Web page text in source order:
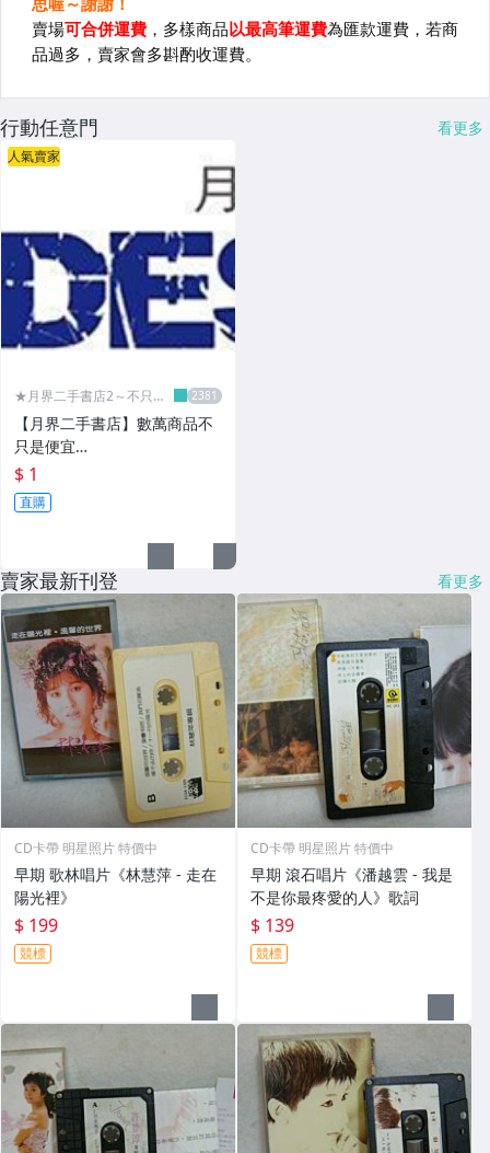
行動任意門 看更多
人氣賣家
★月界二手書店2～不只是
【月界二手書店】數萬商品不
只是便宜…
$ 1
直購
賣家最新刊登 看更多
CD卡帶 明星照片 特價中
早期 歌林唱片《林慧萍 - 走在
陽光裡》
$ 199
競標
CD卡帶 明星照片 特價中
早期 滾石唱片《潘越雲 - 我是
不是你最疼愛的人》歌詞
$ 139
競標